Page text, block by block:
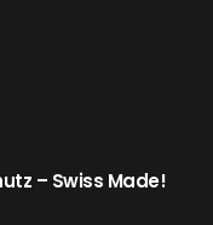
– Swiss Made!